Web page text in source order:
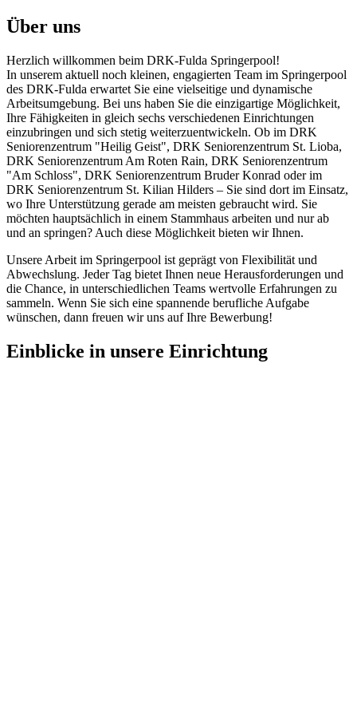
Über uns
Herzlich willkommen beim DRK-Fulda Springerpool!
In unserem aktuell noch kleinen, engagierten Team im Springerpool
des DRK-Fulda erwartet Sie eine vielseitige und dynamische
Arbeitsumgebung. Bei uns haben Sie die einzigartige Möglichkeit,
Ihre Fähigkeiten in gleich sechs verschiedenen Einrichtungen
einzubringen und sich stetig weiterzuentwickeln. Ob im DRK
Seniorenzentrum "Heilig Geist", DRK Seniorenzentrum St. Lioba,
DRK Seniorenzentrum Am Roten Rain, DRK Seniorenzentrum
"Am Schloss", DRK Seniorenzentrum Bruder Konrad oder im
DRK Seniorenzentrum St. Kilian Hilders – Sie sind dort im Einsatz,
wo Ihre Unterstützung gerade am meisten gebraucht wird. Sie
möchten hauptsächlich in einem Stammhaus arbeiten und nur ab
und an springen? Auch diese Möglichkeit bieten wir Ihnen.
Unsere Arbeit im Springerpool ist geprägt von Flexibilität und
Abwechslung. Jeder Tag bietet Ihnen neue Herausforderungen und
die Chance, in unterschiedlichen Teams wertvolle Erfahrungen zu
sammeln. Wenn Sie sich eine spannende berufliche Aufgabe
wünschen, dann freuen wir uns auf Ihre Bewerbung!
Einblicke in unsere Einrichtung